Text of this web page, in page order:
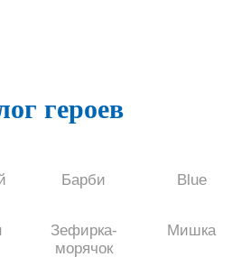
героев
Барби Blue
Зефирка-
морячок
Мишка